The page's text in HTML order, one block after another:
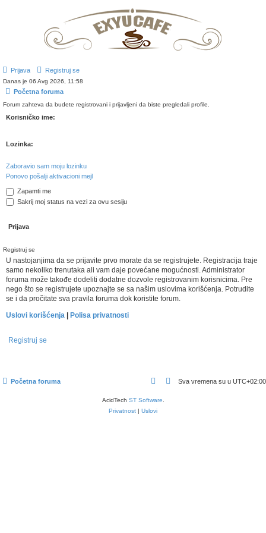
Prijava Registruj se
Danas je 06 Avg 2026, 11:58
Početna foruma
Forum zahteva da budete registrovani i prijavljeni da biste pregledali profile.
Korisničko ime:
Lozinka:
Zaboravio sam moju lozinku
Ponovo pošalji aktivacioni mejl
Zapamti me
Sakrij moj status na vezi za ovu sesiju
Registruj se
U nastojanjima da se prijavite prvo morate da se registrujete. Registracija traje
samo nekoliko trenutaka ali vam daje povećane mogućnosti. Administrator
foruma može takođe dodeliti dodatne dozvole registrovanim korisnicima. Pre
nego što se registrujete upoznajte se sa našim uslovima korišćenja. Potrudite
se i da pročitate sva pravila foruma dok koristite forum.
Uslovi korišćenja
Polisa privatnosti
Registruj se
Početna foruma Sva vremena su u UTC+02:00
AcidTech ST Software.
Privatnost | Uslovi